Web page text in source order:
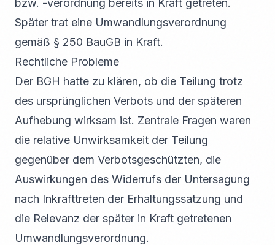
bzw. -verordnung bereits in Kraft getreten.
Später trat eine Umwandlungsverordnung
gemäß § 250 BauGB in Kraft.
Rechtliche Probleme
Der BGH hatte zu klären, ob die Teilung trotz
des ursprünglichen Verbots und der späteren
Aufhebung wirksam ist. Zentrale Fragen waren
die relative Unwirksamkeit der Teilung
gegenüber dem Verbotsgeschützten, die
Auswirkungen des Widerrufs der Untersagung
nach Inkrafttreten der Erhaltungssatzung und
die Relevanz der später in Kraft getretenen
Umwandlungsverordnung.